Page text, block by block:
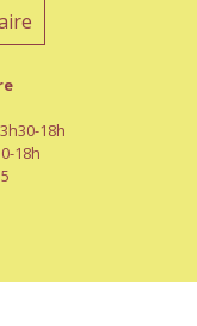
18h
18h